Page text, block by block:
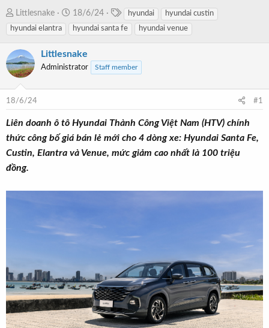
T
h
e
a
d
t
a
e
r
Littlesnake
N
g
y
b
t
ầ
18/6/24
a
g
hyundai
hyundai custin
hyundai elantra
hyundai santa fe hyundai venue
Littlesnake
Administrator Staff member
18/6/24 #1
Liên doanh ô tô Hyundai Thành Công Việt Nam (HTV) chính
thức công bố giá bán lẻ mới cho 4 dòng xe: Hyundai Santa Fe,
Custin, Elantra và Venue, mức giảm cao nhất là 100 triệu
đồng.